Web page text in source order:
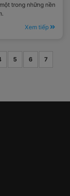
trong những nền
Xem tiếp
5 6 7